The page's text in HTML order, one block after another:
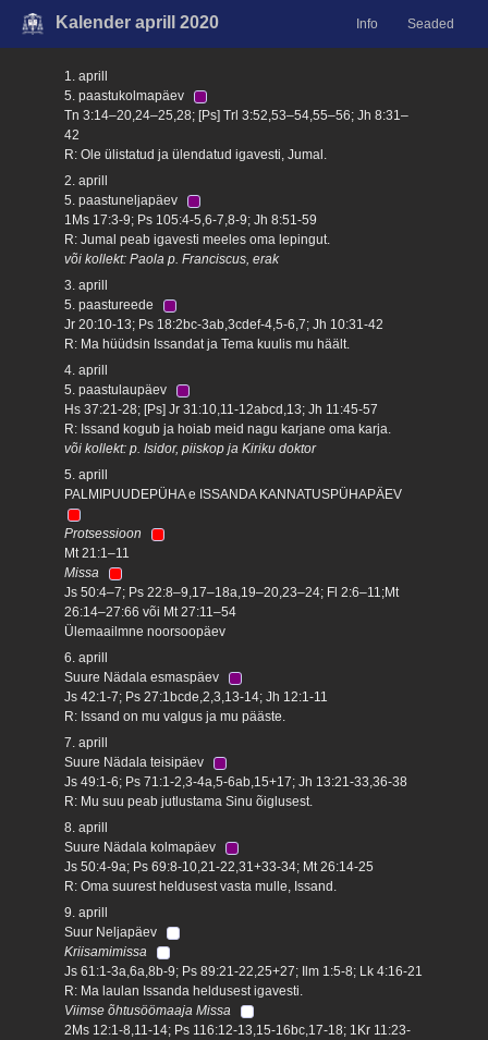
Kalender aprill 2020 Info Seaded
1. aprill
5. paastukolmapäev
Tn 3:14–20,24–25,28; [Ps] Trl 3:52,53–54,55–56; Jh 8:31–
42
R: Ole ülistatud ja ülendatud igavesti, Jumal.
2. aprill
5. paastuneljapäev
1Ms 17:3-9; Ps 105:4-5,6-7,8-9; Jh 8:51-59
R: Jumal peab igavesti meeles oma lepingut.
või kollekt: Paola p. Franciscus, erak
3. aprill
5. paastureede
Jr 20:10-13; Ps 18:2bc-3ab,3cdef-4,5-6,7; Jh 10:31-42
R: Ma hüüdsin Issandat ja Tema kuulis mu häält.
4. aprill
5. paastulaupäev
Hs 37:21-28; [Ps] Jr 31:10,11-12abcd,13; Jh 11:45-57
R: Issand kogub ja hoiab meid nagu karjane oma karja.
või kollekt: p. Isidor, piiskop ja Kiriku doktor
5. aprill
PALMIPUUDEPÜHA e ISSANDA KANNATUSPÜHAPÄEV
Protsessioon
Mt 21:1–11
Missa
Js 50:4–7; Ps 22:8–9,17–18a,19–20,23–24; Fl 2:6–11;Mt
26:14–27:66 või Mt 27:11–54
Ülemaailmne noorsoopäev
6. aprill
Suure Nädala esmaspäev
Js 42:1-7; Ps 27:1bcde,2,3,13-14; Jh 12:1-11
R: Issand on mu valgus ja mu pääste.
7. aprill
Suure Nädala teisipäev
Js 49:1-6; Ps 71:1-2,3-4a,5-6ab,15+17; Jh 13:21-33,36-38
R: Mu suu peab jutlustama Sinu õiglusest.
8. aprill
Suure Nädala kolmapäev
Js 50:4-9a; Ps 69:8-10,21-22,31+33-34; Mt 26:14-25
R: Oma suurest heldusest vasta mulle, Issand.
9. aprill
Suur Neljapäev
Kriisamimissa
Js 61:1-3a,6a,8b-9; Ps 89:21-22,25+27; Ilm 1:5-8; Lk 4:16-21
R: Ma laulan Issanda heldusest igavesti.
Viimse õhtusöömaaja Missa
2Ms 12:1-8,11-14; Ps 116:12-13,15-16bc,17-18; 1Kr 11:23-